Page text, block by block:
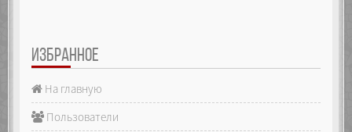
ИЗБРАННОЕ
На главную
Пользователи